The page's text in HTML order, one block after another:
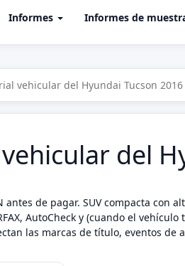
Informes Informes de
vehicular del Hyundai Tucson 2016
del
de pagar. SUV compacta con
AutoCheck y (cuando el
las marcas de título, eventos de